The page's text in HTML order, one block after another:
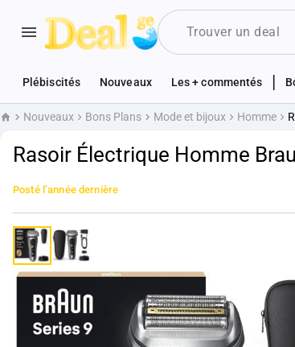
Plébiscités Nouveaux Les + commentés
AccueilNouveaux Bons Plans Mode et bijoux Homme
Rasoir Électrique Homme
Posté l’année dernière